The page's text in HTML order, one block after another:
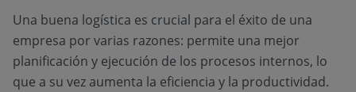
Una buena logística es crucial para el éxito de una
empresa por varias razones: permite una mejor
planificación y ejecución de los procesos internos, lo
que a su vez aumenta la eficiencia y la productividad.